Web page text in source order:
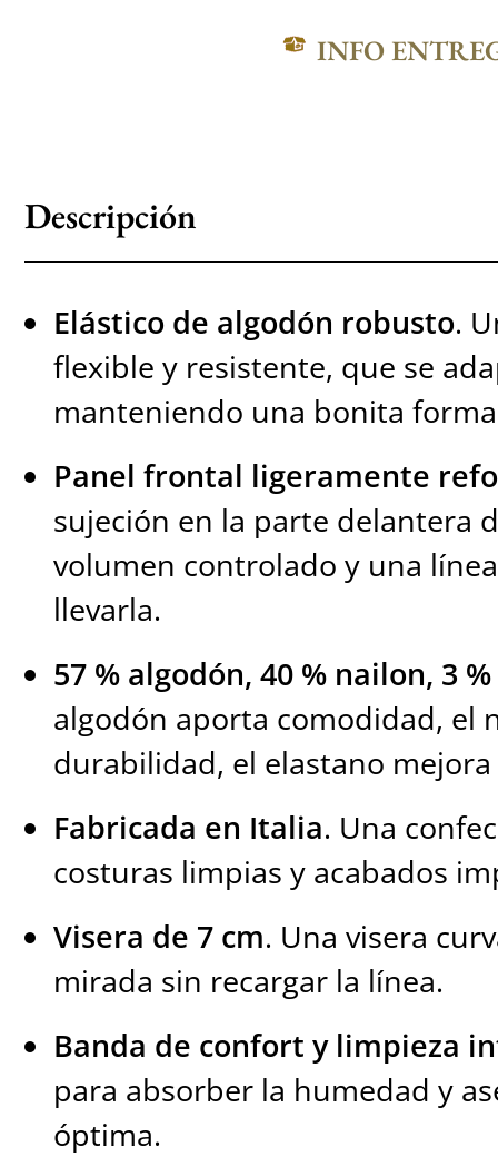
INFO
Descripción
Elástico de algodón robusto.
flexible y resistente, que se
manteniendo una bonita
Panel frontal ligeramente
sujeción en la parte delantera
volumen controlado y una
llevarla.
57 % algodón, 40 % nailon, 3
algodón aporta comodidad, el
durabilidad, el elastano
Fabricada en Italia. Una
costuras limpias y acabados
Visera de 7 cm. Una visera
mirada sin recargar la línea.
Banda de confort y limpieza
para absorber la humedad y
óptima.